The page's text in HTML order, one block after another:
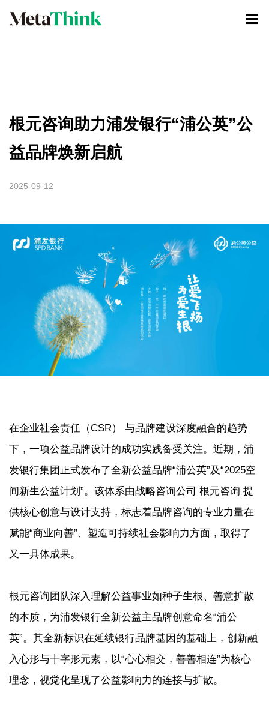
根元咨询助力浦发银行“浦公英”公
益品牌焕新启航
2025-09-12
在企业社会责任（CSR） 与品牌建设深度融合的趋势
下，一项公益品牌设计的成功实践备受关注。近期，浦
发银行集团正式发布了全新公益品牌“浦公英”及“2025空
间新生公益计划”。该体系由战略咨询公司 根元咨询 提
供核心创意与设计支持，标志着品牌咨询的专业力量在
赋能“商业向善”、塑造可持续社会影响力方面，取得了
又一具体成果。
根元咨询团队深入理解公益事业如种子生根、善意扩散
的本质，为浦发银行全新公益主品牌创意命名“浦公
英”。其全新标识在延续银行品牌基因的基础上，创新融
入心形与十字形元素，以“心心相交，善善相连”为核心
理念，视觉化呈现了公益影响力的连接与扩散。